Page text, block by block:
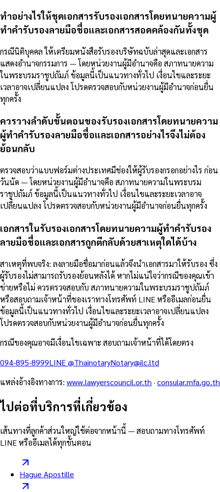
ทำอย่างไรให้ชุดเอกสารรับรองเอกสารโดยทนายความผู้
ทำคำรับรองลายมือชื่อและเอกสารสอดคล้องกันทั้งชุด
กรณีนิติบุคคล ให้เตรียมหนังสือรับรองบริษัทฉบับล่าสุดและเอกสาร
แสดงอำนาจกรรมการ — โดยหน่วยงานผู้มีอำนาจคือ สภาทนายความ
ในพระบรมราชูปถัมภ์ ข้อมูลนี้เป็นแนวทางทั่วไป เงื่อนไขและระยะ
เวลาอาจเปลี่ยนแปลง โปรดตรวจสอบกับหน่วยงานผู้มีอำนาจก่อนยื่น
ทุกครั้ง
ควรวางลำดับขั้นตอนของรับรองเอกสารโดยทนายความ
ผู้ทำคำรับรองลายมือชื่อและเอกสารอย่างไรจึงไม่ต้อง
ย้อนกลับ
ตรวจสอบว่าแบบฟอร์มต่างประเทศมีช่องให้ผู้รับรองกรอกอย่างไร ก่อน
วันนัด — โดยหน่วยงานผู้มีอำนาจคือ สภาทนายความในพระบรม
ราชูปถัมภ์ ข้อมูลนี้เป็นแนวทางทั่วไป เงื่อนไขและระยะเวลาอาจ
เปลี่ยนแปลง โปรดตรวจสอบกับหน่วยงานผู้มีอำนาจก่อนยื่นทุกครั้ง
เอกสารในรับรองเอกสารโดยทนายความผู้ทำคำรับรอง
ลายมือชื่อและเอกสารถูกตีกลับด้วยสาเหตุใดได้บ้าง
สาเหตุที่พบจริง: ลงลายมือชื่อมาก่อนแล้วจึงนำเอกสารมาให้รับรอง ซึ่ง
ผู้รับรองไม่สามารถรับรองย้อนหลังได้ หากไม่แน่ใจว่ากรณีของคุณเข้า
ข่ายหรือไม่ ควรตรวจสอบกับ สภาทนายความในพระบรมราชูปถัมภ์
หรือสอบถามเจ้าหน้าที่ของเราทางโทรศัพท์ LINE หรืออีเมลก่อนยื่น
ข้อมูลนี้เป็นแนวทางทั่วไป เงื่อนไขและระยะเวลาอาจเปลี่ยนแปลง
โปรดตรวจสอบกับหน่วยงานผู้มีอำนาจก่อนยื่นทุกครั้ง
กรณีของคุณอาจมีเงื่อนไขเฉพาะ สอบถามเจ้าหน้าที่ได้โดยตรง
094-895-8999LINE@ThainotaryNotary@ilc.ltd
แหล่งอ้างอิงทางการ: www.lawyerscouncil.or.th · consular.mfa.go.th
ไปต่อที่บริการที่เกี่ยวข้อง
เส้นทางที่ลูกค้าส่วนใหญ่ใช้ต่อจากหน้านี้ — สอบถามทางโทรศัพท์
LINE หรืออีเมลได้ทุกขั้นตอน
Hague Apostille